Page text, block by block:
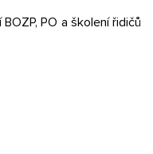
PO a školení řidičů